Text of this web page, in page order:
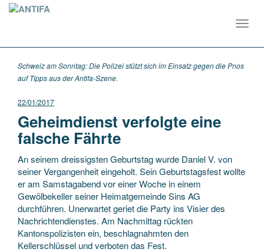
Schweiz am Sonntag: Die Polizei stützt sich im Einsatz gegen die Pnos
auf Tipps aus der Antifa-Szene.
22/01/2017
Geheimdienst verfolgte eine
falsche Fährte
An seinem dreissigsten Geburtstag wurde Daniel V. von
seiner Vergangenheit eingeholt. Sein Geburtstagsfest wollte
er am Samstagabend vor einer Woche in einem
Gewölbekeller seiner Heimatgemeinde Sins AG
durchführen. Unerwartet geriet die Party ins Visier des
Nachrichtendienstes. Am Nachmittag rückten
Kantonspolizisten ein, beschlagnahmten den
Kellerschlüssel und verboten das Fest.